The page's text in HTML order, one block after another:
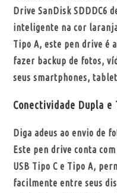
Drive SanDisk SDDDC6
inteligente na cor
Tipo A, este pen drive é
fazer backup de fotos,
seus smartphones,
Conectividade Dupla
Diga adeus ao envio de
Este pen drive conta
USB Tipo C e Tipo A,
facilmente entre seus